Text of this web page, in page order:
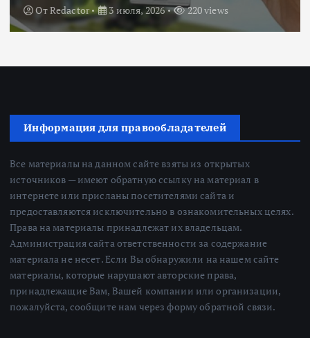
ОтRedactor 3 июля, 2026 220 views
Информация для правообладателей
Все материалы на данном сайте взяты из открытых
источников — имеют обратную ссылку на материал в
интернете или присланы посетителями сайта и
предоставляются исключительно в ознакомительных целях.
Права на материалы принадлежат их владельцам.
Администрация сайта ответственности за содержание
материала не несет. Если Вы обнаружили на нашем сайте
материалы, которые нарушают авторские права,
принадлежащие Вам, Вашей компании или организации,
пожалуйста, сообщите нам через форму обратной связи.